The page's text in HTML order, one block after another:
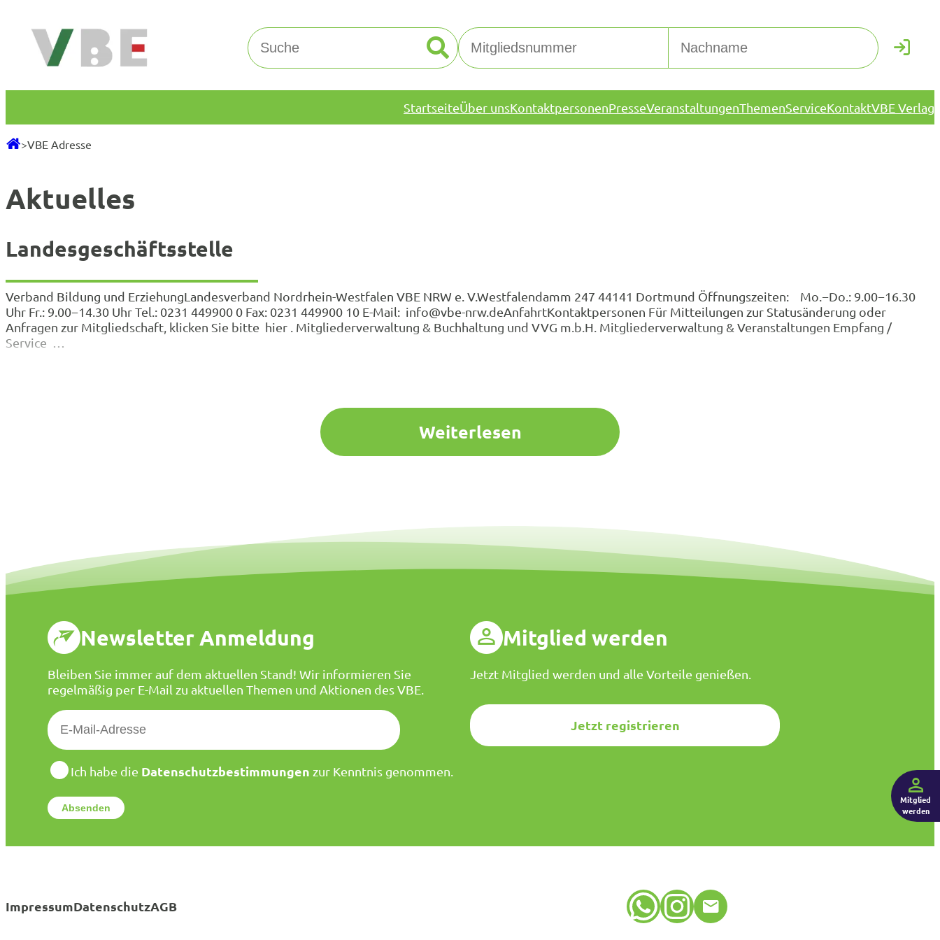
Inhalt
springen
Suchen
StartseiteÜber unsKontaktpersonenPresseVeranstaltungenThemenServiceKontaktVBE Verlag
>VBE Adresse
Aktuelles
Landesgeschäftsstelle
Verband Bildung und ErziehungLandesverband Nordrhein-Westfalen VBE NRW e. V.Westfalendamm 247 44141 Dortmund Öffnungszeiten: Mo.−Do.: 9.00−16.30
Uhr Fr.: 9.00−14.30 Uhr Tel.: 0231 449900 0 Fax: 0231 449900 10 E-Mail: info@vbe-nrw.deAnfahrtKontaktpersonen Für Mitteilungen zur Statusänderung oder
Anfragen zur Mitgliedschaft, klicken Sie bitte hier . Mitgliederverwaltung & Buchhaltung und VVG m.b.H. Mitgliederverwaltung & Veranstaltungen Empfang /
Service …
Weiterlesen
Newsletter Anmeldung
Bleiben Sie immer auf dem aktuellen Stand! Wir informieren Sie
regelmäßig per E-Mail zu aktuellen Themen und Aktionen des VBE.
E
-
M
a
l
*
D
t
e
z
Ich habe die Datenschutzbestimmungen zur Kenntnis genommen.
Mitglied werden
Jetzt Mitglied werden und alle Vorteile genießen.
Jetzt registrieren
ImpressumDatenschutzAGB WhatsApp Instagram E-Mail
Mitglied
werden